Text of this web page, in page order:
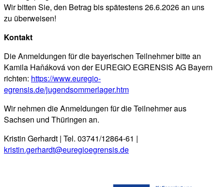
Wir bitten Sie, den Betrag bis spätestens 26.6.2026 an uns
zu überweisen!
Kontakt
Die Anmeldungen für die bayerischen Teilnehmer bitte an
Kamila Haňáková von der EUREGIO EGRENSIS AG Bayern
richten: https://www.euregio-
egrensis.de/jugendsommerlager.htm
Wir nehmen die Anmeldungen für die Teilnehmer aus
Sachsen und Thüringen an.
Kristin Gerhardt | Tel. 03741/12864-61 |
kristin.gerhardt@euregioegrensis.de